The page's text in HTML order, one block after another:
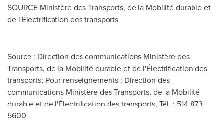
SOURCE Ministère des Transports, de la Mobilité durable et
de l'Électrification des transports
Source : Direction des communications Ministère des
Transports, de la Mobilité durable et de l'Électrification des
transports; Pour renseignements : Direction des
communications Ministère des Transports, de la Mobilité
durable et de l'Électrification des transports, Tél. : 514 873-
5600